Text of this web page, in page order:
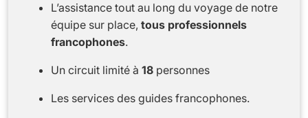
L’assistance tout au long du voyage de notre
équipe sur place, tous professionnels
francophones.
Un circuit limité à 18 personnes
Les services des guides francophones.